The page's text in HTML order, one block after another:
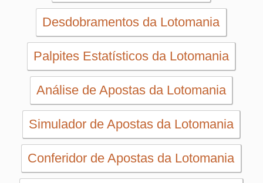
Carrinho
SORTEIOS
Mega-Sena
Lotofácil
Quina
+Milionária
Dia de Sorte
Super Sete